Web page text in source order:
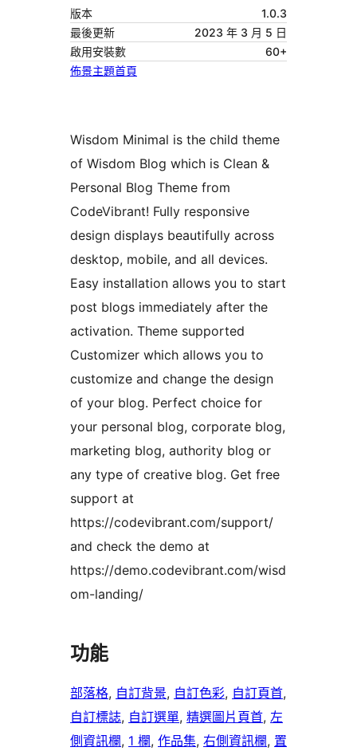
版本
1.0.3
最後更新
2023 年 3 月 5 日
啟用安裝數
60+
佈景主題首頁
Wisdom Minimal is the child theme
of Wisdom Blog which is Clean &
Personal Blog Theme from
CodeVibrant! Fully responsive
design displays beautifully across
desktop, mobile, and all devices.
Easy installation allows you to start
post blogs immediately after the
activation. Theme supported
Customizer which allows you to
customize and change the design
of your blog. Perfect choice for
your personal blog, corporate blog,
marketing blog, authority blog or
any type of creative blog. Get free
support at
https://codevibrant.com/support/
and check the demo at
https://demo.codevibrant.com/wisd
om-landing/
功能
部落格, 自訂背景, 自訂色彩, 自訂頁首
自訂標誌, 自訂選單, 精選圖片頁首, 左
側資訊欄, 1 欄, 作品集, 右側資訊欄, 置